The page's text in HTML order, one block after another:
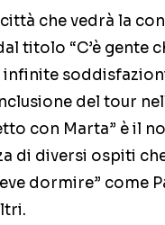
che vedrà la
titolo “C’è gente
infinite
del tour
con Marta” è il
di diversi ospiti
dormire” come